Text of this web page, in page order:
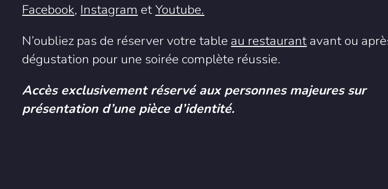
Facebook, Instagram et Youtube.
N’oubliez pas de réserver votre table au restaurant avant ou
dégustation pour une soirée complète réussie.
Accès exclusivement réservé aux personnes majeures sur
présentation d’une pièce d’identité.